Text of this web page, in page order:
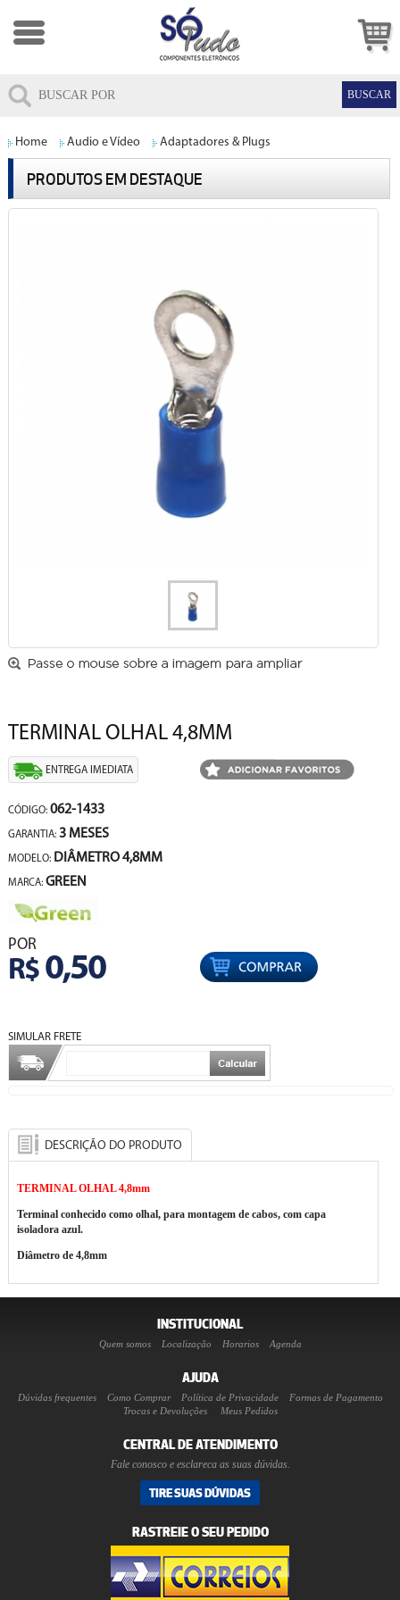
Home Audio e Vídeo Adaptadores & Plugs
PRODUTOS EM DESTAQUE
TERMINAL OLHAL 4,8MM
ENTREGA IMEDIATA
CÓDIGO: 062-1433
GARANTIA: 3 MESES
MODELO: DIÂMETRO 4,8MM
MARCA: GREEN
POR
R$0,50
SIMULAR FRETE
DESCRIÇÃO DO PRODUTO
TERMINAL OLHAL 4,8mm
Terminal conhecido como olhal, para montagem de cabos, com capa
isoladora azul.
Diâmetro de 4,8mm
INSTITUCIONAL
Quem somos Localização Horarios Agenda
AJUDA
Dúvidas frequentes Como Comprar Política de Privacidade
Formas de Pagamento
Trocas e Devoluções
Meus Pedidos
CENTRAL DE ATENDIMENTO
Fale conosco e esclareca as suas dúvidas.
TIRE SUAS DÚVIDAS
RASTREIE O SEU PEDIDO